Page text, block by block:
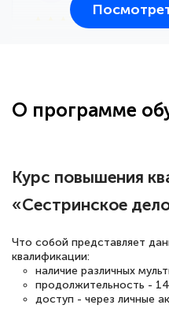
большое
Знаток города 5
18 марта
Выражаю
О программе
Курс повышения
«Сестринское
Что собой представляет
квалификации:
наличие различных
продолжительность -
доступ - через личные